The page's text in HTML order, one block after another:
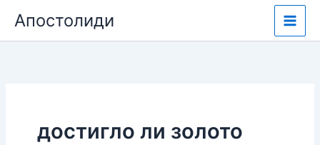
содержимому
Апостолиди
достигло ли золото